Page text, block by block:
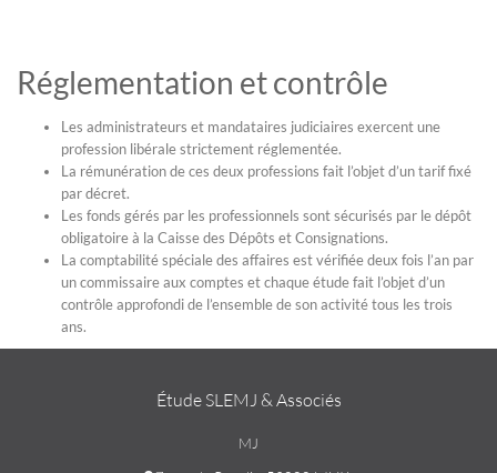
Réglementation et contrôle
Les administrateurs et mandataires judiciaires exercent une
profession libérale strictement réglementée.
La rémunération de ces deux professions fait l’objet d’un tarif fixé
par décret.
Les fonds gérés par les professionnels sont sécurisés par le dépôt
obligatoire à la Caisse des Dépôts et Consignations.
La comptabilité spéciale des affaires est vérifiée deux fois l’an par
un commissaire aux comptes et chaque étude fait l’objet d’un
contrôle approfondi de l’ensemble de son activité tous les trois
ans.
Étude SLEMJ & Associés
MJ